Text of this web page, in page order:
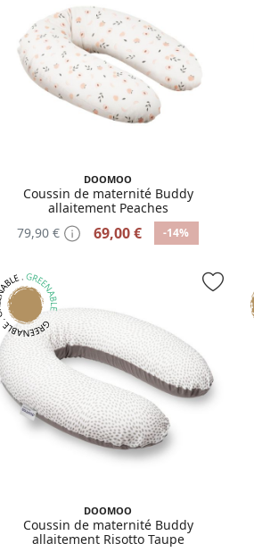
DOOMOO
Coussin de maternité Buddy
allaitement Peaches
79,90 €
69,00 € -14%
DOOMOO
Coussin de maternité Buddy
allaitement Risotto Taupe